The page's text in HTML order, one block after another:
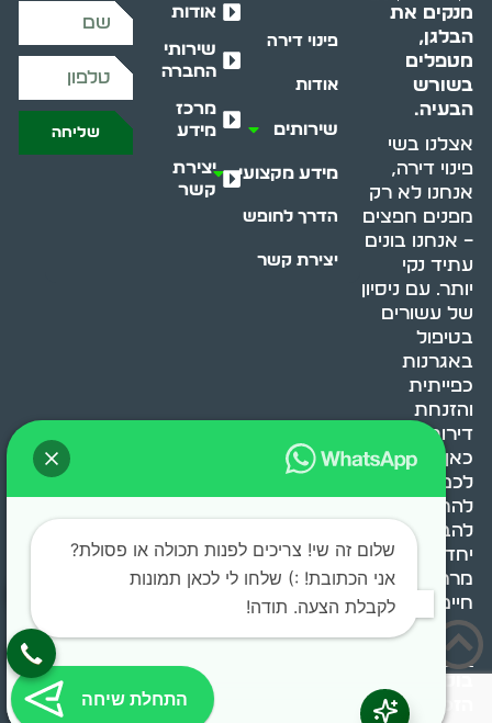
מנקים את
הבלגן,
מטפלים
בשורש
הבעיה.
אצלנו בשי
פינוי דירה,
אנחנו לא רק
מפנים חפצים
– אנחנו בונים
עתיד נקי
יותר. עם ניסיון
של עשורים
בטיפול
באגרנות
כפייתית
והזנחת
דירות, אנחנו
כאן כדי לעזור
לכם
להתמודד,
להבין ולשנות.
יחד, ניצור
מרחב
חיים בריא ומאוזן.
פינוי דירה
אודות
שירותים
מידע מקצועי
הדרך לחופש
יצירת קשר
אודות
שירותי
החברה
מרכז
מידע
יצירת
קשר
שליחה
הזכויות שמורות.
שלום זה שי! צריכים לפנות תכולה או פסולת?
אני הכתובת! :) שלחו לי לכאן תמונות
לקבלת הצעה. תודה!
התחלת שיחה